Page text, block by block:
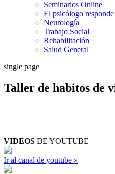
Seminarios Online
El psicólogo responde
Neurología
Trabajo Social
Rehabilitación
Salud General
single page
Taller de habitos de
VIDEOS DE YOUTUBE
Ir al canal de youtube »